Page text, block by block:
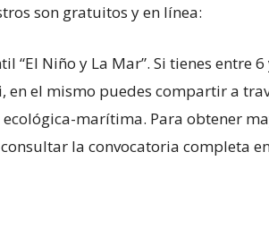
son gratuitos y en línea:
“El Niño y La Mar”. Si tienes entre
en el mismo puedes compartir a
marítima. Para obtener
la convocatoria completa